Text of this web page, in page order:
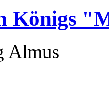
Königs
Almus